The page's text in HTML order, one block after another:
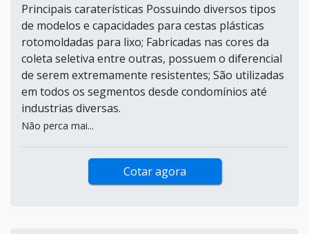
Principais caraterísticas Possuindo diversos tipos
de modelos e capacidades para cestas plásticas
rotomoldadas para lixo; Fabricadas nas cores da
coleta seletiva entre outras, possuem o diferencial
de serem extremamente resistentes; São utilizadas
em todos os segmentos desde condomínios até
industrias diversas.
Não perca mai...
Cotar agora